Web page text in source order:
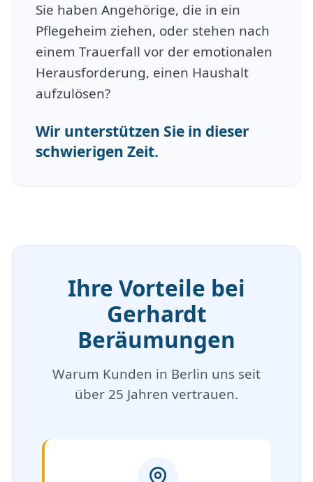
Sie haben Angehörige, die in ein
Pflegeheim ziehen, oder stehen nach
einem Trauerfall vor der emotionalen
Herausforderung, einen Haushalt
aufzulösen?
Wir unterstützen Sie in dieser
schwierigen Zeit.
Ihre Vorteile bei
Gerhardt
Beräumungen
Warum Kunden in Berlin uns seit
über 25 Jahren vertrauen.